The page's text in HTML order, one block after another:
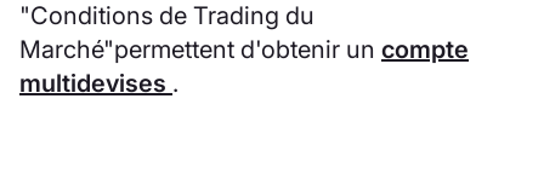
"Conditions de Trading du
Marché"permettent d'obtenir un compte
multidevises .